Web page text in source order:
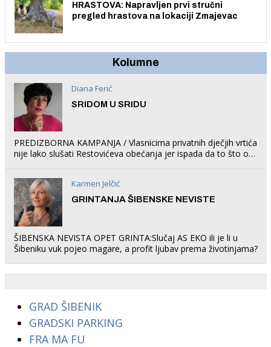
HRASTOVA: Napravljen prvi stručni
pregled hrastova na lokaciji Zmajevac
Kolumne
Diana Ferić
SRIDOM U SRIDU
PREDIZBORNA KAMPANJA / Vlasnicima privatnih dječjih vrtića
nije lako slušati Restovićeva obećanja jer ispada da to što oni
Karmen Jelčić
GRINTANJA ŠIBENSKE NEVISTE
ŠIBENSKA NEVISTA OPET GRINTA:Slučaj AS EKO ili je li u
Šibeniku vuk pojeo magare, a profit ljubav prema životinjama?
GRAD ŠIBENIK
GRADSKI PARKING
FRA MA FU